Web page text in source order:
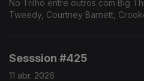
No Trilho entre outros com Big
Tweedy, Courtney Barnett,
Sesssion #425
11 abr. 2026